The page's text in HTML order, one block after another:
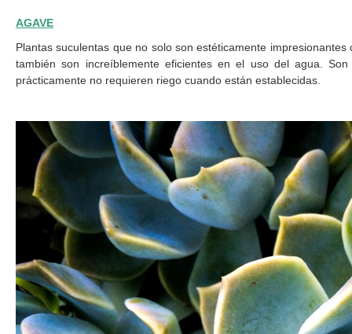
AGAVE
Plantas suculentas que no solo son estéticamente
también son increíblemente eficientes en el uso del agua.
prácticamente no requieren riego cuando están establecidas.